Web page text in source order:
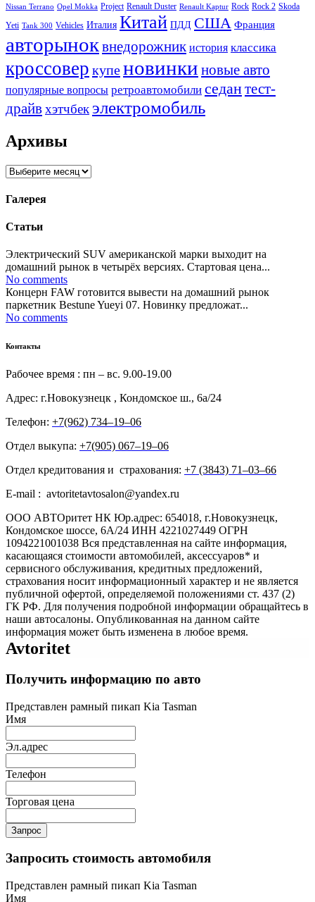
Nissan Terrano Opel Mokka Project Renault Duster Renault Kaptur Rock Rock 2 Skoda
Yeti Tank 300 Vehicles Италия Китай ПДД США Франция
авторыноквнедорожник история классика
кроссовер купеновинки новые авто
популярные вопросы ретроавтомобили седантест-
драйвхэтчбек электромобиль
Архивы
Архивы
Галерея
Статьи
Электрический SUV американской марки выходит на
домашний рынок в четырёх версиях. Стартовая цена...
No comments
Концерн FAW готовится вывести на домашний рынок
паркетник Bestune Yueyi 07. Новинку предложат...
No comments
Контакты
Рабочее время : пн – вс. 9.00-19.00
Адрес: г.Новокузнецк , Кондомское ш., 6а/24
Телефон: +7(962) 734‒19‒06
Отдел выкупа: +7(905) 067‒19‒06
Отдел кредитования и страхования: +7 (3843) 71‒03‒66
E-mail : avtoritetavtosalon@yandex.ru
ООО АВТОритет НК Юр.адрес: 654018, г.Новокузнецк,
Кондомское шоссе, 6А/24 ИНН 4221027449 ОГРН
1094221001038 Вся представленная на сайте информация,
касающаяся стоимости автомобилей, аксессуаров* и
сервисного обслуживания, кредитных предложений,
страхования носит информационный характер и не является
публичной офертой, определяемой положениями ст. 437 (2)
ГК РФ. Для получения подробной информации обращайтесь в
наши автосалоны. Опубликованная на данном сайте
информация может быть изменена в любое время.
Avtoritet
Получить информацию по авто
Представлен рамный пикап Kia Tasman
Имя
Эл.адрес
Телефон
Торговая цена
Запрос
Запросить стоимость автомобиля
Представлен рамный пикап Kia Tasman
Имя